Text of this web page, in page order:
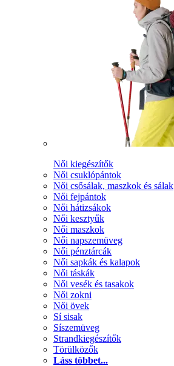
Női kiegészítők
Női csuklópántok
Női csősálak, maszkok és sálak
Női fejpántok
Női hátizsákok
Női kesztyűk
Női maszkok
Női napszemüveg
Női pénztárcák
Női sapkák és kalapok
Női táskák
Női vesék és tasakok
Női zokni
Női övek
Sí sisak
Síszemüveg
Strandkiegészítők
Törülközők
Láss többet...